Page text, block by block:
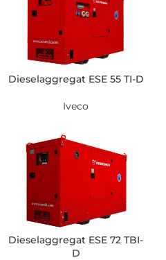
Dieselaggregat ESE 55 TI-D
Iveco
Dieselaggregat ESE 72 TBI-
D